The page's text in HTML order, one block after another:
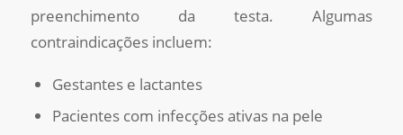
preenchimento da testa. Algumas
contraindicações incluem:
Gestantes e lactantes
Pacientes com infecções ativas na pele